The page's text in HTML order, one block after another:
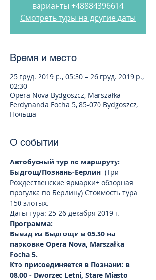
варианты +48884396614
Смотреть туры на другие даты
Время и место
25 груд. 2019 р., 05:30 – 26 груд. 2019 р.,
02:30
Opera Nova Bydgoszcz, Marszałka
Ferdynanda Focha 5, 85-070 Bydgoszcz,
Польша
О событии
Автобусный тур по маршруту:
Быдгощ/Познань-Берлин (Три
Рождественские ярмарки+ обзорная
прогулка по Берлину) Стоимость тура
150 злотых.
Даты тура: 25-26 декабря 2019 г.
Программа:
Выезд из Быдгощи в 05.30 на
парковке Opera Nova, Marszałka
Focha 5.
Кто присоединяется в Познани: в
08.00 - Dworzec Letni, Stare Miasto